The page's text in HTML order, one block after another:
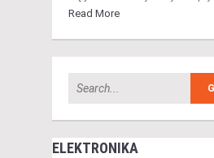
Read More
ELEKTRONIKA